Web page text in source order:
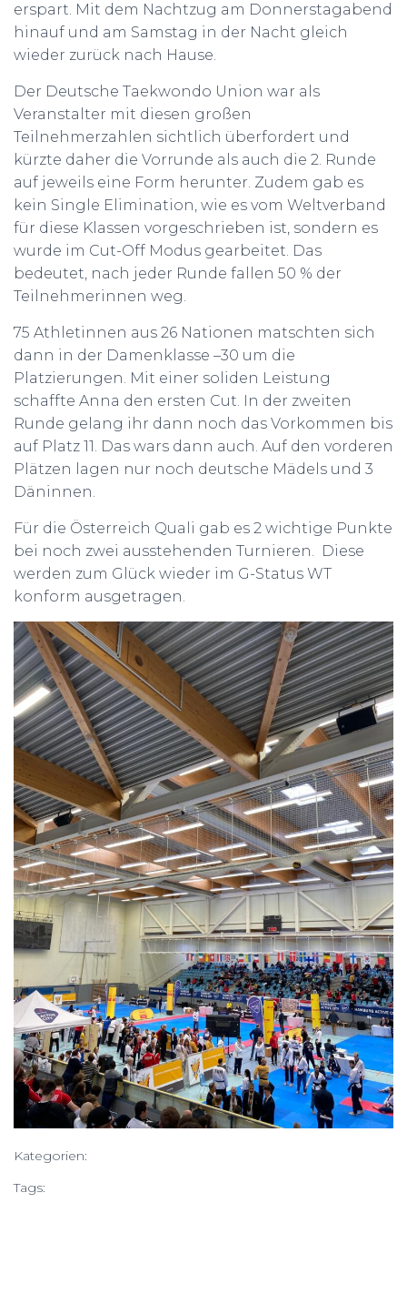
erspart. Mit dem Nachtzug am Donnerstagabend
hinauf und am Samstag in der Nacht gleich
wieder zurück nach Hause.
Der Deutsche Taekwondo Union war als
Veranstalter mit diesen großen
Teilnehmerzahlen sichtlich überfordert und
kürzte daher die Vorrunde als auch die 2. Runde
auf jeweils eine Form herunter. Zudem gab es
kein Single Elimination, wie es vom Weltverband
für diese Klassen vorgeschrieben ist, sondern es
wurde im Cut-Off Modus gearbeitet. Das
bedeutet, nach jeder Runde fallen 50 % der
Teilnehmerinnen weg.
75 Athletinnen aus 26 Nationen matschten sich
dann in der Damenklasse –30 um die
Platzierungen. Mit einer soliden Leistung
schaffte Anna den ersten Cut. In der zweiten
Runde gelang ihr dann noch das Vorkommen bis
auf Platz 11. Das wars dann auch. Auf den vorderen
Plätzen lagen nur noch deutsche Mädels und 3
Däninnen.
Für die Österreich Quali gab es 2 wichtige Punkte
bei noch zwei ausstehenden Turnieren. Diese
werden zum Glück wieder im G-Status WT
konform ausgetragen.
Kategorien:
Tags: